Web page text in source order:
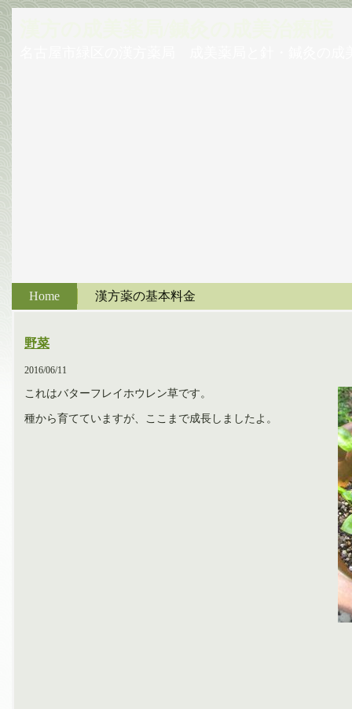
Home 漢方薬の基本料金
野菜
2016/06/11
これはバターフレイホウレン草です。
種から育てていますが、ここまで成長しましたよ。